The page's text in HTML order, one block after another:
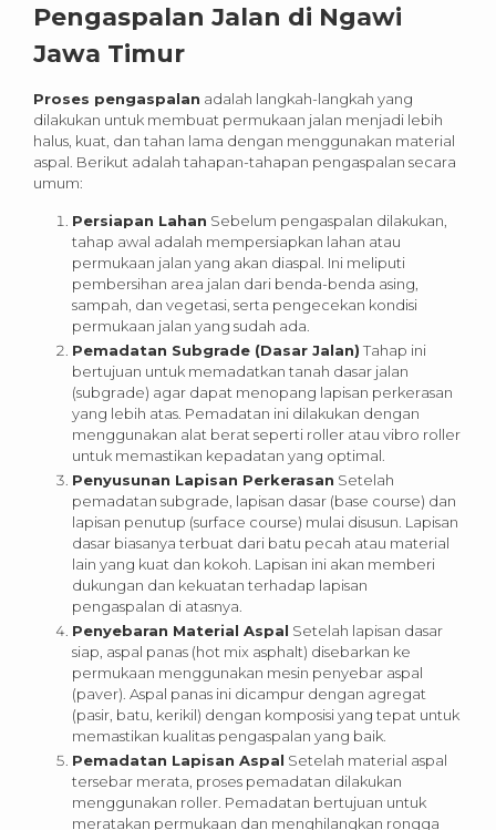
Pengaspalan Jalan di Ngawi
Jawa Timur
Proses pengaspalan adalah langkah-langkah yang
dilakukan untuk membuat permukaan jalan menjadi lebih
halus, kuat, dan tahan lama dengan menggunakan material
aspal. Berikut adalah tahapan-tahapan pengaspalan secara
umum:
Persiapan Lahan Sebelum pengaspalan dilakukan,
tahap awal adalah mempersiapkan lahan atau
permukaan jalan yang akan diaspal. Ini meliputi
pembersihan area jalan dari benda-benda asing,
sampah, dan vegetasi, serta pengecekan kondisi
permukaan jalan yang sudah ada.
Pemadatan Subgrade (Dasar Jalan) Tahap ini
bertujuan untuk memadatkan tanah dasar jalan
(subgrade) agar dapat menopang lapisan perkerasan
yang lebih atas. Pemadatan ini dilakukan dengan
menggunakan alat berat seperti roller atau vibro roller
untuk memastikan kepadatan yang optimal.
Penyusunan Lapisan Perkerasan Setelah
pemadatan subgrade, lapisan dasar (base course) dan
lapisan penutup (surface course) mulai disusun. Lapisan
dasar biasanya terbuat dari batu pecah atau material
lain yang kuat dan kokoh. Lapisan ini akan memberi
dukungan dan kekuatan terhadap lapisan
pengaspalan di atasnya.
Penyebaran Material Aspal Setelah lapisan dasar
siap, aspal panas (hot mix asphalt) disebarkan ke
permukaan menggunakan mesin penyebar aspal
(paver). Aspal panas ini dicampur dengan agregat
(pasir, batu, kerikil) dengan komposisi yang tepat untuk
memastikan kualitas pengaspalan yang baik.
Pemadatan Lapisan Aspal Setelah material aspal
tersebar merata, proses pemadatan dilakukan
menggunakan roller. Pemadatan bertujuan untuk
meratakan permukaan dan menghilangkan rongga